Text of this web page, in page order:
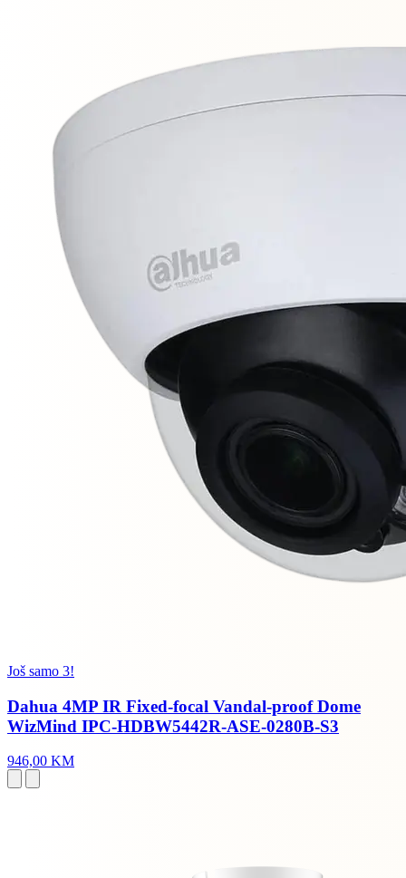
Još samo 3!
Dahua 4MP IR Fixed-focal Vandal-proof Dome
WizMind IPC-HDBW5442R-ASE-0280B-S3
946,00 KM